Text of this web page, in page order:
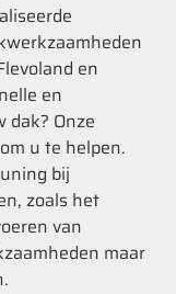
en
en
dak? Onze
u te helpen.
bij
zoals het
van
maar